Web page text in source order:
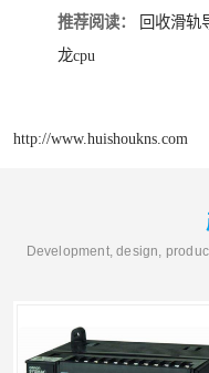
推荐阅读：
回收滑轨
龙cpu
http://www.huishoukns.com
Development, design,